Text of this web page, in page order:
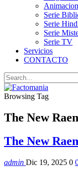
Animacion
Serie
Serie
Serie
Serie TV
Servicios
CONTACTO
Browsing Tag
The New
The New
admin Dic 19, 2025 0